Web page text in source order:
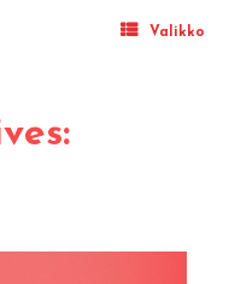
Valikko